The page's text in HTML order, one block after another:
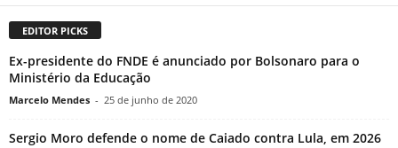
EDITOR PICKS
Ex-presidente do FNDE é anunciado por Bolsonaro para o
Ministério da Educação
Marcelo Mendes - 25 de junho de 2020
Sergio Moro defende o nome de Caiado contra Lula, em 2026